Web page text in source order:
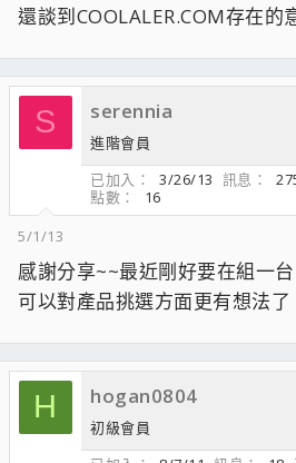
還談到COOLALER.COM存在的
S serennia
進階會員
已加入
3/26/13 訊息
點數
16
5/1/13
感謝分享~~最近剛好要在組一
可以對產品挑選方面更有想法了
H hogan0804
初級會員